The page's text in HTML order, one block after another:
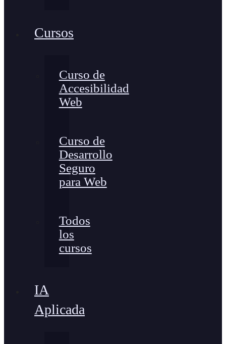
Cursos
Curso de
Accesibilidad
Web
Curso de
Desarrollo
Seguro
para Web
Todos
los
cursos
IA
Aplicada